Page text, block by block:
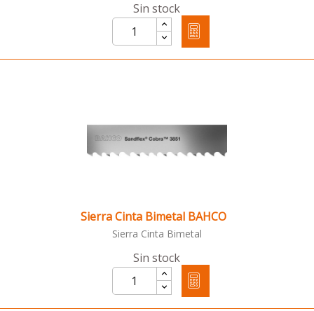
Sin stock
Sierra Cinta Bimetal BAHCO
Sierra Cinta Bimetal
Sin stock